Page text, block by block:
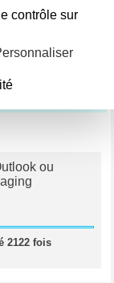
pour
ou
2122 fois
contrôle sur